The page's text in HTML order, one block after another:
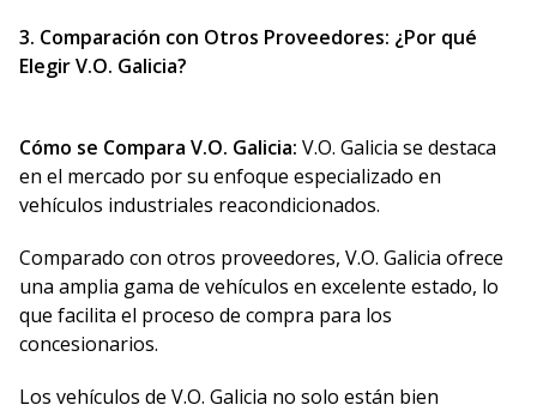
3. Comparación con Otros Proveedores: ¿Por qué
Elegir V.O. Galicia?
Cómo se Compara V.O. Galicia: V.O. Galicia se destaca
en el mercado por su enfoque especializado en
vehículos industriales reacondicionados.
Comparado con otros proveedores, V.O. Galicia ofrece
una amplia gama de vehículos en excelente estado, lo
que facilita el proceso de compra para los
concesionarios.
Los vehículos de V.O. Galicia no solo están bien